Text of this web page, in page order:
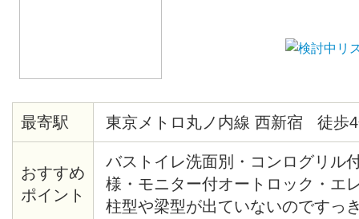
最寄駅 東京メトロ丸ノ内線 西新宿 徒歩
おすすめ
ポイント
バストイレ洗面別・コンログリル
様・モニター付オートロック・エ
柱型や梁型が出ていないのですっ